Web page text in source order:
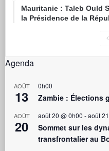
Mauritanie : Taleb Ould
la Présidence de la
Agenda
AOÛT
13
0h00
Zambie : Élections
AOÛT
20
août 20 @ 0h00 -août
Sommet sur les
transfrontalier au